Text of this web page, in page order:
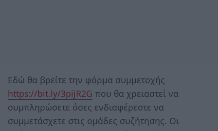
Eδώ θα βρείτε την φόρμα συμμετοχής
https://bit.ly/3pijR2G που θα χρειαστεί να
συμπληρώσετε όσες ενδιαφέρεστε να
συμμετάσχετε στις ομάδες συζήτησης. Οι